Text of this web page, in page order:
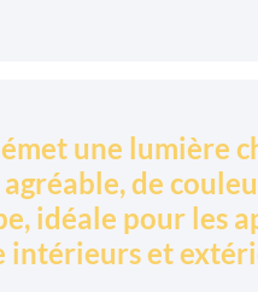
une lumière
de
idéale pour les
intérieurs et